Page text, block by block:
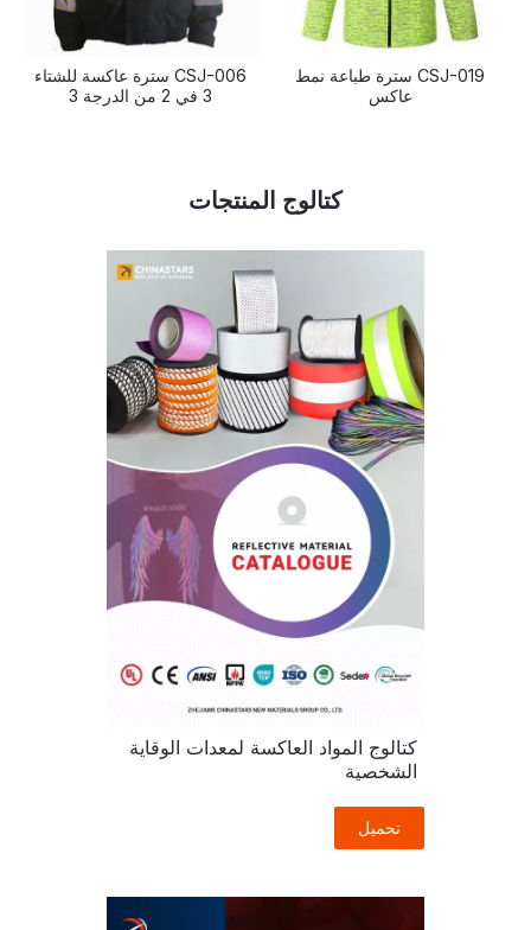
CSJ-019 سترة طباعة نمط
عاكس
CSJ-006 سترة عاكسة للشتاء
3 في 2 من الدرجة 3
كتالوج المنتجات
كتالوج المواد العاكسة لمعدات الوقاية
الشخصية
تحميل